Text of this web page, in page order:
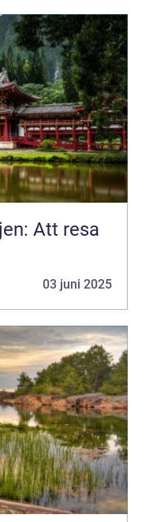
Att resa
03 juni 2025